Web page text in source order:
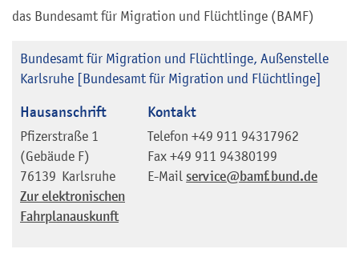
das Bundesamt für Migration und Flüchtlinge (BAMF)
Bundesamt für Migration und Flüchtlinge, Außenstelle
Karlsruhe [Bundesamt für Migration und Flüchtlinge]
Hausanschrift
Pfizerstraße 1
(Gebäude F)
76139 Karlsruhe
Zur elektronischen
Fahrplanauskunft
Kontakt
Telefon +49 911 94317962
Fax +49 911 94380199
E-Mail service@bamf.bund.de